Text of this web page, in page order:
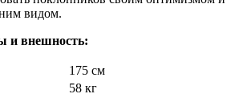
видом.
и внешность:
175 см
58 кг